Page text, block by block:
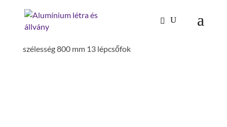
Kezdőlap/Mászástechnika
Mozgatható lépcsős
szélesség 800 mm 13 lépcsőfok